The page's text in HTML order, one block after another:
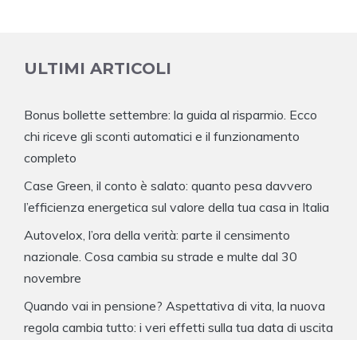
ULTIMI ARTICOLI
Bonus bollette settembre: la guida al risparmio. Ecco
chi riceve gli sconti automatici e il funzionamento
completo
Case Green, il conto è salato: quanto pesa davvero
l’efficienza energetica sul valore della tua casa in Italia
Autovelox, l’ora della verità: parte il censimento
nazionale. Cosa cambia su strade e multe dal 30
novembre
Quando vai in pensione? Aspettativa di vita, la nuova
regola cambia tutto: i veri effetti sulla tua data di uscita